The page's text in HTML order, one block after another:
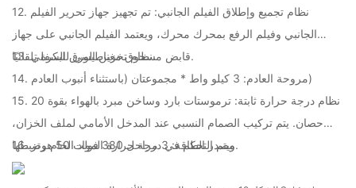
12. نظام تجميع وإطلاق الفيلم الجانبي: تم تجهيز جهاز تحرير الفيلم
الجانبي وفيلم الرفع بمحرك محرك، ويعتمد الفيلم الجانبي على جهاز
قابض مسحوق مغناطيسي للبكرة تلقائيًا.
13. نظام تخزين الورق السفلي.
14. مروحة العادم: 3 كيلو واط * مجموعتان (باستثناء أنبوب العادم)
15. نظام درجة حرارة ثابتة: ترموستات بارد وساخن مبرد بالهواء بقوة 20
حصان. يتم تركيب الصمام النسبي عند المدخل الأمامي لملف الخزان،
ويتم التحكم في درجة حرارة المواد الخام وضبطها.16. مصدر الطاقة: 3 مراحل 380 فولت 50 هرتز